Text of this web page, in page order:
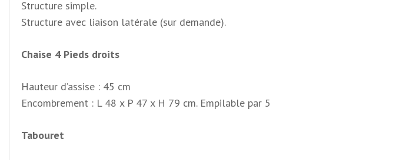
Structure simple.
Structure avec liaison latérale (sur demande).
Chaise 4 Pieds droits
Hauteur d’assise : 45 cm
Encombrement : L 48 x P 47 x H 79 cm. Empilable par 5
Tabouret